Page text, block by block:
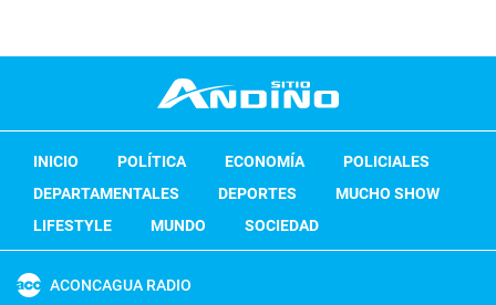
INICIO POLÍTICA ECONOMÍA
POLICIALES
DEPARTAMENTALES
DEPORTES
MUCHO SHOW
LIFESTYLE
MUNDO SOCIEDAD
ACONCAGUA RADIO